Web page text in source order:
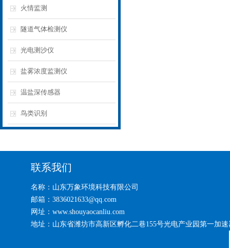
火情监测
隧道气体检测仪
光电测沙仪
盐雾浓度监测仪
温盐深传感器
鸟类识别
联系我们
名称：山东万象环境科技有限公司
邮箱：3836021633@qq.com
网址：www.shouyaocanliu.com
地址：山东省潍坊市高新区孵化二巷155号光电产业园第一加